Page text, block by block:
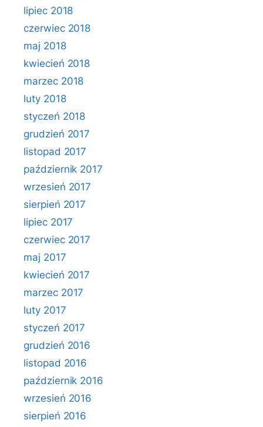
lipiec 2018
czerwiec 2018
maj 2018
kwiecień 2018
marzec 2018
luty 2018
styczeń 2018
grudzień 2017
listopad 2017
październik 2017
wrzesień 2017
sierpień 2017
lipiec 2017
czerwiec 2017
maj 2017
kwiecień 2017
marzec 2017
luty 2017
styczeń 2017
grudzień 2016
listopad 2016
październik 2016
wrzesień 2016
sierpień 2016